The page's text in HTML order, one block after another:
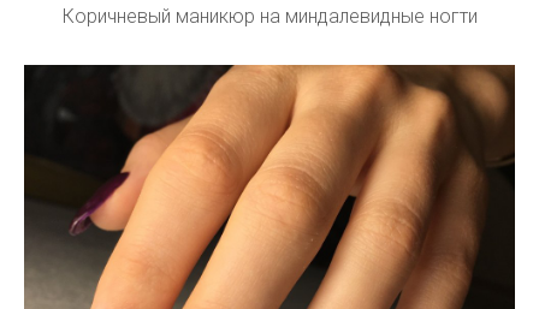
Коричневый маникюр на миндалевидные ногти